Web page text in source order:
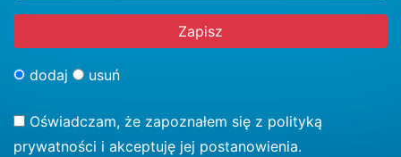
dodaj usuń
Oświadczam, że zapoznałem się z polityką
prywatności i akceptuję jej postanowienia.